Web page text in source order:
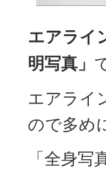
エアライ
明写真」
エアライ
ので多め
「全身